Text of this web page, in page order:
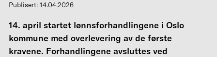
Publisert: 14.04.2026
14. april startet lønnsforhandlingene i Oslo
kommune med overlevering av de første
kravene. Forhandlingene avsluttes ved